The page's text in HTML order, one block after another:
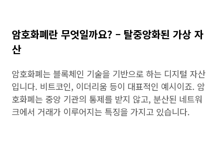
암호화폐란 무엇일까요? – 탈중앙화된 가상 자
산
암호화폐는 블록체인 기술을 기반으로 하는 디지털 자산
입니다. 비트코인, 이더리움 등이 대표적인 예시이죠. 암
호화폐는 중앙 기관의 통제를 받지 않고, 분산된 네트워
크에서 거래가 이루어지는 특징을 가지고 있습니다.